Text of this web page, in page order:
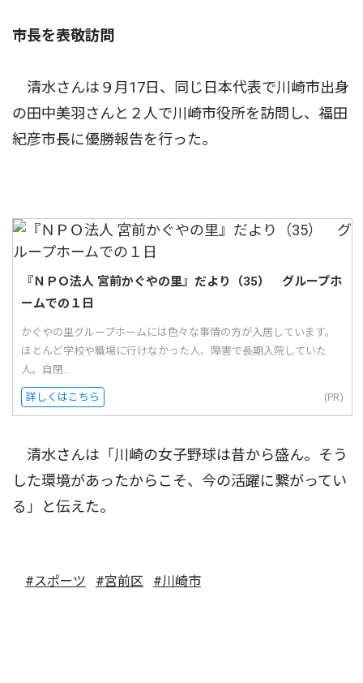
市長を表敬訪問
清水さんは９月17日、同じ日本代表で川崎市出身
の田中美羽さんと２人で川崎市役所を訪問し、福田
紀彦市長に優勝報告を行った。
『ＮＰＯ法人 宮前かぐやの里』だより（35） グループホ
ームでの１日
かぐやの里グループホームには色々な事情の方が入居しています。
ほとんど学校や職場に行けなかった人、障害で長期入院していた
人。自閉...
詳しくはこちら (PR)
清水さんは「川崎の女子野球は昔から盛ん。そう
した環境があったからこそ、今の活躍に繋がってい
る」と伝えた。
#スポーツ #宮前区 #川崎市